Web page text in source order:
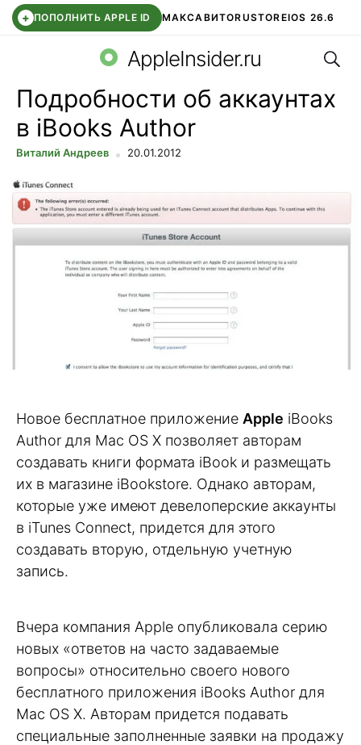
+ ПОПОЛНИТЬ APPLE ID МАКСАВИТОRUSTOREIOS 26.6
СБЕР КИДС ВТБ ОНЛАЙН ЧАТ В ROBLOX
AppleInsider.ru
Подробности об аккаунтах
в iBooks Author
Виталий Андреев 20.01.2012
Новое бесплатное приложение Apple iBooks
Author для Mac OS X позволяет авторам
создавать книги формата iBook и размещать
их в магазине iBookstore. Однако авторам,
которые уже имеют девелоперские аккаунты
в iTunes Connect, придется для этого
создавать вторую, отдельную учетную
запись.
Вчера компания Apple опубликовала серию
новых «ответов на часто задаваемые
вопросы» относительно своего нового
бесплатного приложения iBooks Author для
Mac OS X. Авторам придется подавать
специальные заполненные заявки на продажу